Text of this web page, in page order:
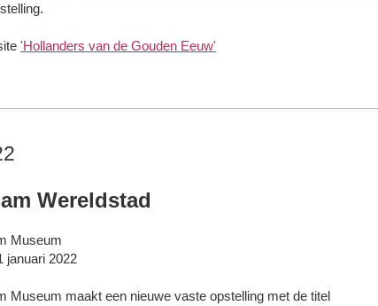
'Hollanders van de Gouden Eeuw'
Wereldstad
Museum
januari 2022
Museum maakt een nieuwe vaste opstelling met de titel